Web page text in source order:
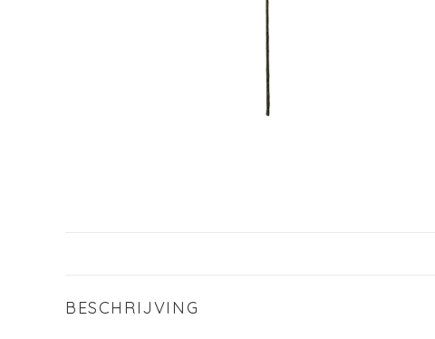
BESCHRIJVING